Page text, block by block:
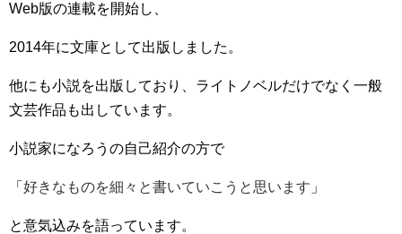
Web版の連載を開始し、
2014年に文庫として出版しました。
他にも小説を出版しており、ライトノベルだけでなく一般
文芸作品も出しています。
小説家になろうの自己紹介の方で
「 好きなものを細々と書いていこうと思います 」
と意気込みを語っています。